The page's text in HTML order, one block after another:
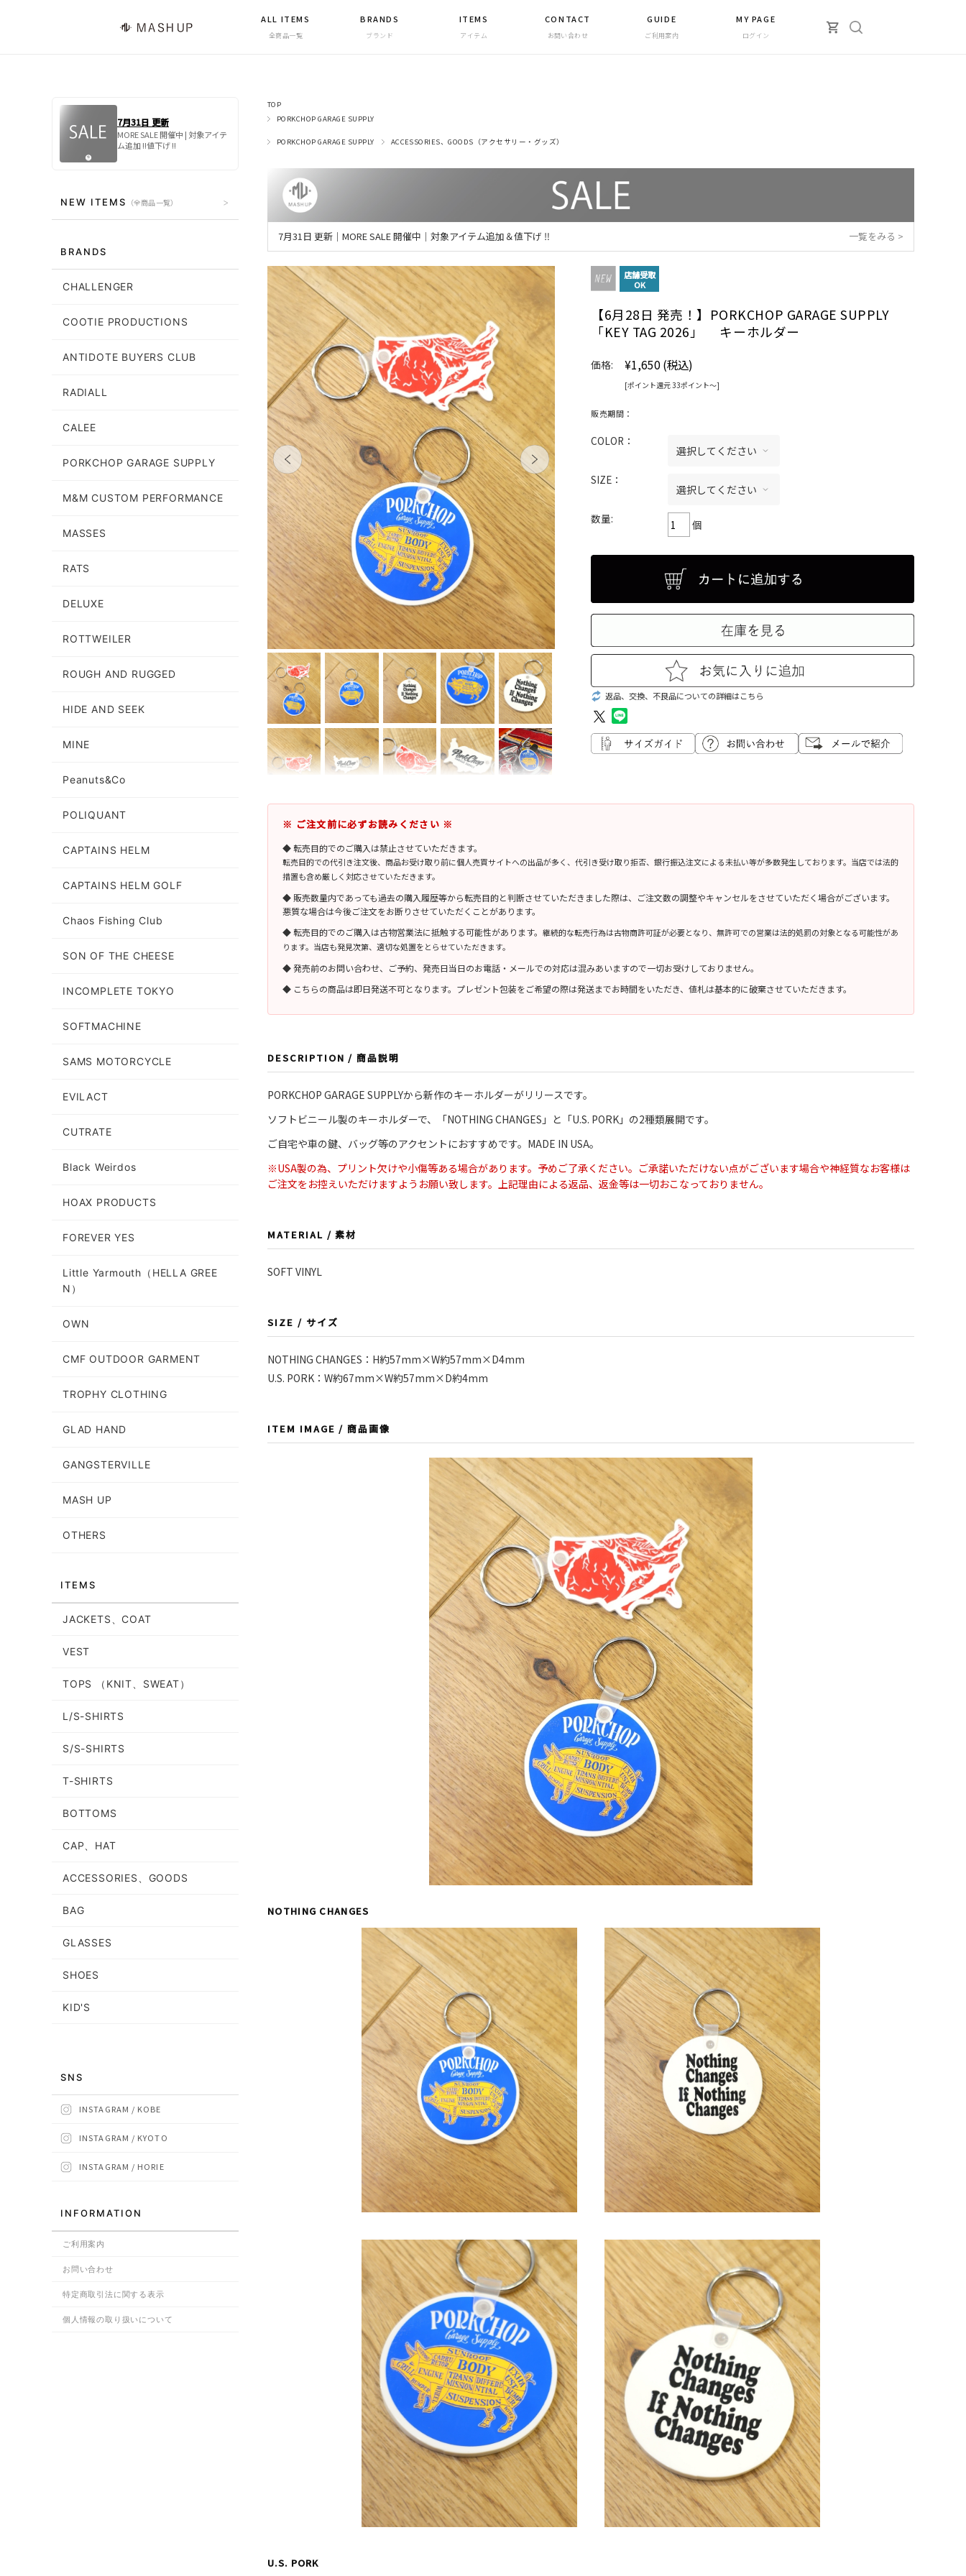
ALL ITEMS
全商品一覧
BRANDS
ブランド
ITEMS
アイテム
CONTACT
お問い合わせ
GUIDE
ご利用案内
MY PAGE
ログイン
TOP
PORKCHOP GARAGE SUPPLY
PORKCHOP GARAGE SUPPLY ACCESSORIES、GOODS（アクセサリー・グッズ）
7月31日 更新｜MORE SALE 開催中｜対象アイテム追加＆値下げ ‼ 一覧をみる >
店舗受取
OK
【6月28日 発売！】PORKCHOP GARAGE SUPPLY
「KEY TAG 2026」 キーホルダー
価格: ¥1,650 (税込)
[ポイント還元 33ポイント〜]
販売期間：
COLOR：
SIZE：
数量: 個
返品、交換、不良品についての詳細はこちら
※ ご注文前に必ずお読みください ※
◆ 転売目的でのご購入は禁止させていただきます。
転売目的での代引き注文後、商品お受け取り前に個人売買サイトへの出品が多く、代引き受け取り拒否、銀行振込注文による未払い等が多数発生しております。当店では法的
措置も含め厳しく対応させていただきます。
◆ 販売数量内であっても過去の購入履歴等から転売目的と判断させていただきました際は、ご注文数の調整やキャンセルをさせていただく場合がございます。
悪質な場合は今後ご注文をお断りさせていただくことがあります。
◆ 転売目的でのご購入は古物営業法に抵触する可能性があります。 継続的な転売行為は古物商許可証が必要となり、無許可での営業は法的処罰の対象となる可能性があ
ります。当店も発見次第、適切な処置をとらせていただきます。
◆ 発売前のお問い合わせ、ご予約、発売日当日のお電話・メールでの対応は混みあいますので一切お受けしておりません。
◆ こちらの商品は即日発送不可となります。プレゼント包装をご希望の際は発送までお時間をいただき、値札は基本的に破棄させていただきます。
DESCRIPTION / 商品説明
PORKCHOP GARAGE SUPPLYから新作のキーホルダーがリリースです。
ソフトビニール製のキーホルダーで、「NOTHING CHANGES」と「U.S. PORK」の2種類展開です。
ご自宅や車の鍵、バッグ等のアクセントにおすすめです。MADE IN USA。
※USA製の為、プリント欠けや小傷等ある場合があります。予めご了承ください。ご承諾いただけない点がございます場合や神経質なお客様は
ご注文をお控えいただけますようお願い致します。上記理由による返品、返金等は一切おこなっておりません。
MATERIAL / 素材
SOFT VINYL
SIZE / サイズ
NOTHING CHANGES：H約57mm×W約57mm×D4mm
U.S. PORK：W約67mm×W約57mm×D約4mm
ITEM IMAGE / 商品画像
NOTHING CHANGES
U.S. PORK
7月31日 更新
MORE SALE 開催中 | 対象アイテ
ム追加 !!値下げ !!
NEW ITEMS （全商品一覧）
BRANDS
CHALLENGER
COOTIE PRODUCTIONS
ANTIDOTE BUYERS CLUB
RADIALL
CALEE
PORKCHOP GARAGE SUPPLY
M&M CUSTOM PERFORMANCE
MASSES
RATS
DELUXE
ROTTWEILER
ROUGH AND RUGGED
HIDE AND SEEK
MINE
Peanuts&Co
POLIQUANT
CAPTAINS HELM
CAPTAINS HELM GOLF
Chaos Fishing Club
SON OF THE CHEESE
INCOMPLETE TOKYO
SOFTMACHINE
SAMS MOTORCYCLE
EVILACT
CUTRATE
Black Weirdos
HOAX PRODUCTS
FOREVER YES
Little Yarmouth（HELLA GREE
N）
OWN
CMF OUTDOOR GARMENT
TROPHY CLOTHING
GLAD HAND
GANGSTERVILLE
MASH UP
OTHERS
ITEMS
JACKETS、COAT
VEST
TOPS （KNIT、SWEAT）
L/S-SHIRTS
S/S-SHIRTS
T-SHIRTS
BOTTOMS
CAP、HAT
ACCESSORIES、GOODS
BAG
GLASSES
SHOES
KID'S
SNS
INSTAGRAM / KOBE
INSTAGRAM / KYOTO
INSTAGRAM / HORIE
INFORMATION
ご利用案内
お問い合わせ
特定商取引法に関する表示
個人情報の取り扱いについて